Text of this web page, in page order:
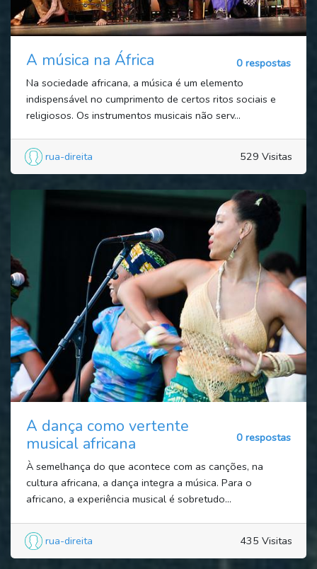
A música na África
0 respostas
Na sociedade africana, a música é um elemento
indispensável no cumprimento de certos ritos sociais e
religiosos. Os instrumentos musicais não serv...
rua-direita 529 Visitas
A dança como vertente
musical africana
0 respostas
À semelhança do que acontece com as canções, na
cultura africana, a dança integra a música. Para o
africano, a experiência musical é sobretudo...
rua-direita 435 Visitas